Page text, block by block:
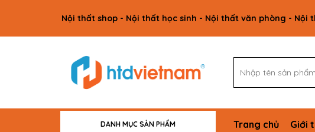
Nội thất shop - Nội thất học sinh - Nội thất văn phòng - Nội
DANH MỤC SẢN PHẨM Trang chủ Giới